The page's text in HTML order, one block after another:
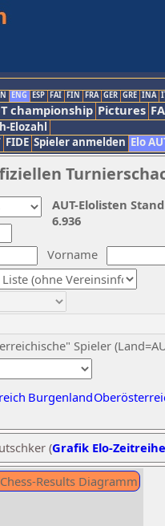
ENG ESP FAI FIN FRA GER GRE INA
championship Pictures
Elozahl
FIDE Spieler anmelden Elo
Vorname
Spieler
Burgenland
AUT-Elolisten
6.936
(Grafik Elo-Zeitreihe